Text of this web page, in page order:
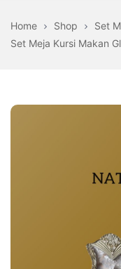
Furniture
Jati
Home Shop Set
Set Meja Kursi Makan